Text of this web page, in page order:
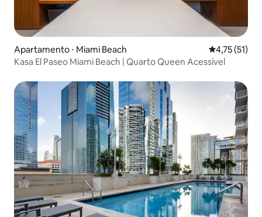
Apartamento ⋅ Miami Beach 4,75 de uma
4,75 (51)
Kasa El Paseo Miami Beach | Quarto Queen Acessível